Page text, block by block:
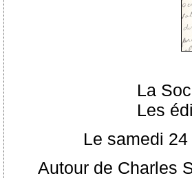
La
Les
Le samedi
Autour de Charles